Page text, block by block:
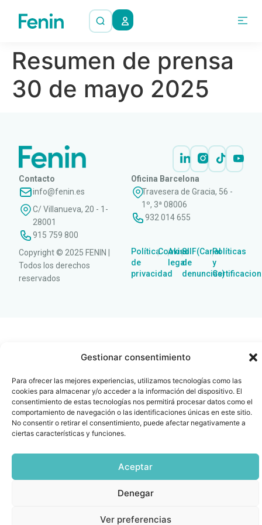
Gestionar consentimiento
Para ofrecer las mejores experiencias, utilizamos tecnologías como las
cookies para almacenar y/o acceder a la información del dispositivo. El
consentimiento de estas tecnologías nos permitirá procesar datos como el
comportamiento de navegación o las identificaciones únicas en este sitio.
No consentir o retirar el consentimiento, puede afectar negativamente a
ciertas características y funciones.
Aceptar
Denegar
Ver preferencias
Resumen de prensa
30 de mayo 2025
Contacto
info@fenin.es
C/ Villanueva, 20 - 1-
28001
915 759 800
Oficina Barcelona
Travesera de Gracia, 56 -
1º, 3ª 08006
932 014 655
Copyright © 2025 FENIN |
Todos los derechos
reservados
Política
de
privacidad
|Cookies
|Aviso
legal
|SIIF(Canal
de
denuncias)
|Políticas
y